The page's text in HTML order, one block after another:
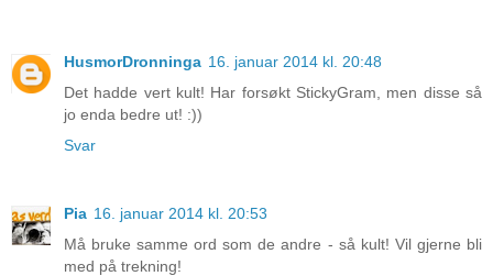
HusmorDronninga 16. januar 2014 kl. 20:48
Det hadde vert kult! Har forsøkt StickyGram, men disse så
jo enda bedre ut! :))
Svar
Pia 16. januar 2014 kl. 20:53
Må bruke samme ord som de andre - så kult! Vil gjerne bli
med på trekning!